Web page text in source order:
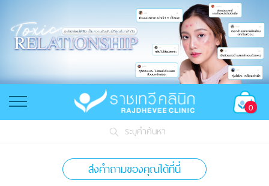
0
ระบุคำค้นหา
ส่งคำถามของคุณได้ที่นี่